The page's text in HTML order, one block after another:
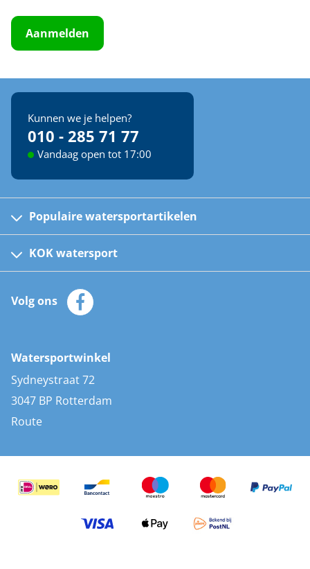
Aanmelden
Kunnen we je helpen?
010 - 285 71 77
Vandaag open tot 17:00
Populaire watersportartikelen
Fusion bootradio's
Kinder reddingsvesten
Automatische reddingsvesten
Zeilkleding
Zonnepanelen
AIS transponders
Stootwillen en fenders
Bootkussens
Zwemtrappen
KOK watersport
Watersportwinkel
Klantenservice
Merken
Vacatures
Volg ons
Watersportwinkel
Sydneystraat 72
3047 BP Rotterdam
Route